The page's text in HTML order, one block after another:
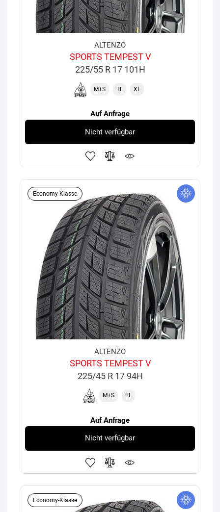
ALTENZO
SPORTS TEMPEST V
225/55 R 17 101H
M+S TL XL
Auf Anfrage
Nicht verfügbar
Economy-Klasse
ALTENZO
SPORTS TEMPEST V
225/45 R 17 94H
M+S TL
Auf Anfrage
Nicht verfügbar
Economy-Klasse